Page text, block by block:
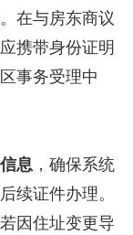
在与房东商议
携带身份证明
事务受理中
息 ，确保系统
续证件办理。
因住址变更导